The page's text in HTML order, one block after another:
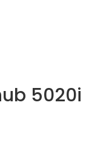
5020i